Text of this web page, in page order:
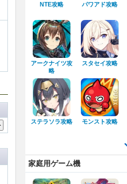
NTE攻略 パワアド攻略
アークナイツ攻
略
スタセイ攻略
ステラソラ攻略 モンスト攻略
家庭用ゲーム機